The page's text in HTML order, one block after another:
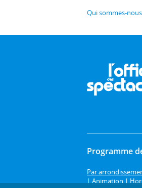
Qui sommes-
Programme
Par
|Animation|